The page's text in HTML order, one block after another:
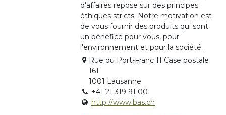
d'affaires repose sur des principes
éthiques stricts. Notre motivation est
de vous fournir des produits qui sont
un bénéfice pour vous, pour
l'environnement et pour la société.
Rue du Port-Franc 11 Case postale
161
1001 Lausanne
+41 21 319 91 00
http://www.bas.ch